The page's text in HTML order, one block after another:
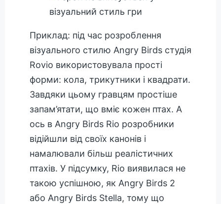
Приклад: під час розроблення
візуального стилю Angry Birds студія
Rovio використовувала прості
форми: кола, трикутники і квадрати.
Завдяки цьому гравцям простіше
запам’ятати, що вміє кожен птах. А
ось в Angry Birds Rio розробники
відійшли від своїх канонів і
намалювали більш реалістичних
птахів. У підсумку, Rio виявилася не
такою успішною, як Angry Birds 2
або Angry Birds Stella, тому що